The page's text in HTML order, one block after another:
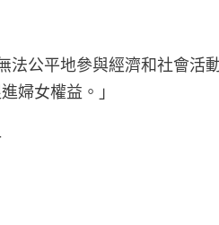
公平地參與經濟和社會活
婦女權益。」